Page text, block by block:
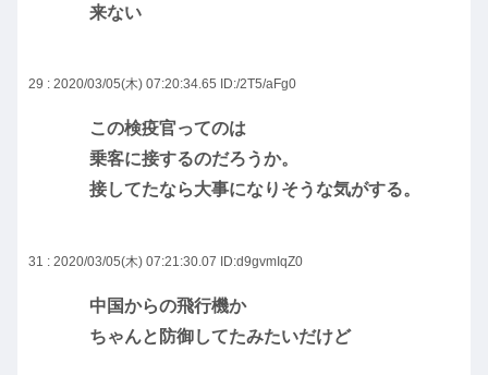
来ない
29 : 2020/03/05(木) 07:20:34.65 ID:/2T5/aFg0
この検疫官ってのは
乗客に接するのだろうか。
接してたなら大事になりそうな気がする。
31 : 2020/03/05(木) 07:21:30.07 ID:d9gvmIqZ0
中国からの飛行機か
ちゃんと防御してたみたいだけど